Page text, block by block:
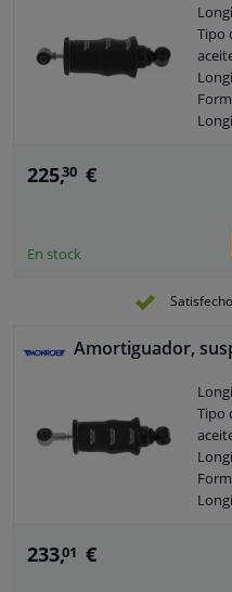
Tipo
en
en
225,30 €
En stock
Amortiguador,
Tipo
233,01 €